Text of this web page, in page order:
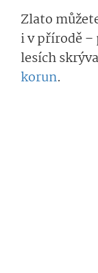
Zlato
i v přírodě –
lesích
korun.